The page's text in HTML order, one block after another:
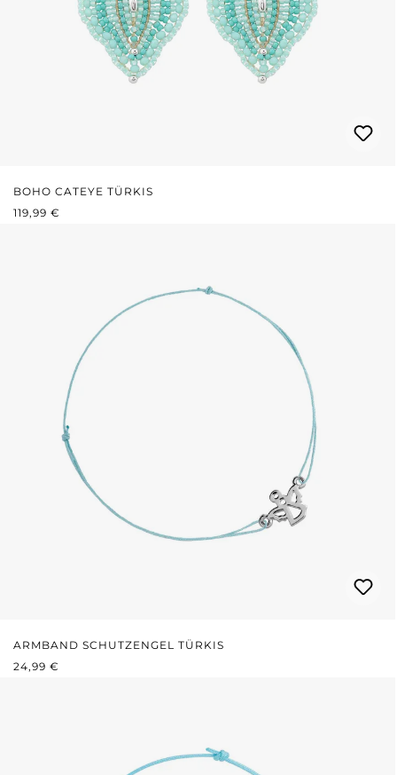
BOHO CATEYE TÜRKIS
REGULÄRER PREIS:
119,99 €
ARMBAND SCHUTZENGEL TÜRKIS
REGULÄRER PREIS:
24,99 €